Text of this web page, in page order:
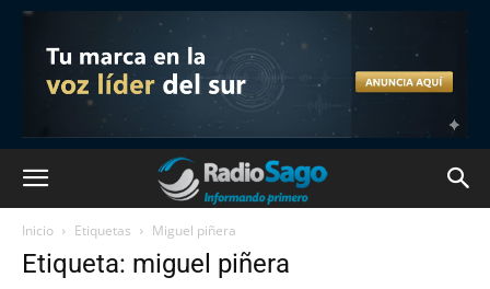
Inicio Etiquetas Miguel piñera
Etiqueta: miguel piñera